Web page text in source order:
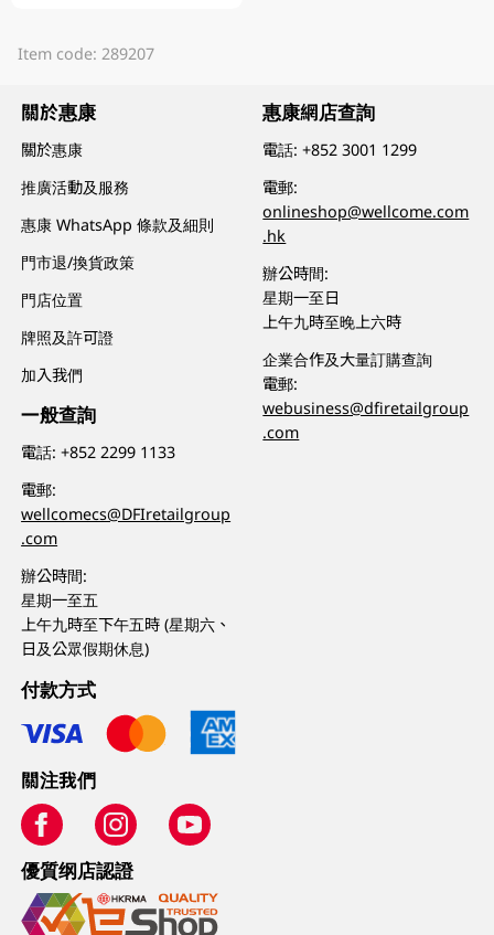
Item code: 289207
關於惠康
關於惠康
推廣活動及服務
惠康 WhatsApp 條款及細則
門市退/換貨政策
門店位置
牌照及許可證
加入我們
一般查詢
電話:+852 2299 1133
電郵:
wellcomecs@DFIretailgroup
.com
辦公時間:
星期一至五
上午九時至下午五時 (星期六、
日及公眾假期休息)
惠康網店查詢
電話:+852 3001 1299
電郵:
onlineshop@wellcome.com
.hk
辦公時間:
星期一至日
上午九時至晚上六時
企業合作及大量訂購查詢
電郵:
webusiness@dfiretailgroup
.com
付款方式
關注我們
優質纲店認證